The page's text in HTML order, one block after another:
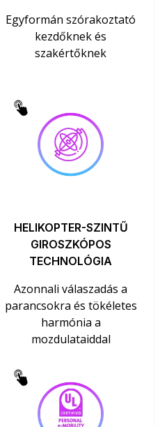
Egyformán szórakoztató
kezdőknek és
szakértőknek
HELIKOPTER-SZINTŰ
GIROSZKÓPOS
TECHNOLÓGIA
Azonnali válaszadás a
parancsokra és tökéletes
harmónia a
mozdulataiddal